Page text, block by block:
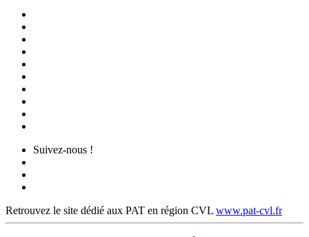
Suivez-nous !
Retrouvez le site dédié aux PAT en région CVL www.pat-cvl.fr